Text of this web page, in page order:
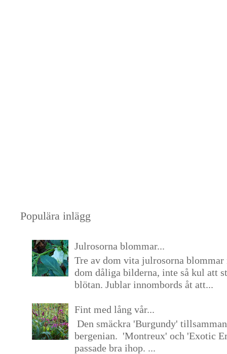
Populära inlägg
Julrosorna blommar...
Tre av dom vita julrosorna blommar
dom dåliga bilderna, inte så kul att
blötan. Jublar innombords åt att...
Fint med lång vår...
Den smäckra 'Burgundy'
bergenian. 'Montreux' och 'Exotic
passade bra ihop. ...